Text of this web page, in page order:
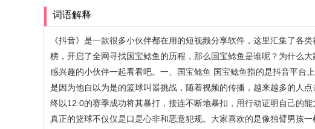
词语解释
《抖音》是一款很多小伙伴都在用的短视频分享软件，这里汇集了各
榜，开启了全网寻找国宝鲶鱼的历程，那么国宝鲶鱼是谁呢？为什么
感兴趣的小伙伴一起看看吧。一、国宝鲶鱼 国宝鲶鱼指的是抖音平台
是因为他自以为是的篮球叫嚣挑战，随着视频的传播，越来越多的人
终以12:0的赛季成功将其暴打，接连不断地暴扣，用行动证明自己的
真正的篮球不仅仅是口是心非和恶意犯规。大家喜欢的是像独臂男孩